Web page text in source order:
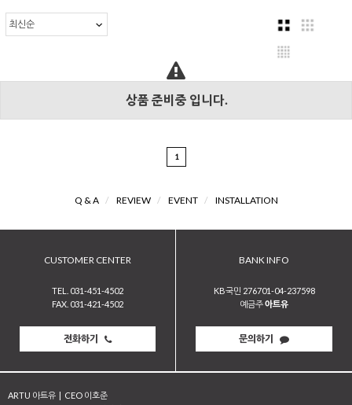
상품 준비중 입니다.
1
Q & A / REVIEW / EVENT / INSTALLATION
CUSTOMER CENTER
TEL. 031-451-4502
FAX. 031-421-4502
전화하기
BANK INFO
KB국민 276701-04-237598
예금주아트유
문의하기
ARTU 아트유 | CEO 이호준